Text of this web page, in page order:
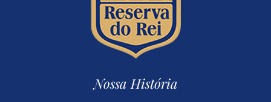
Nossa História